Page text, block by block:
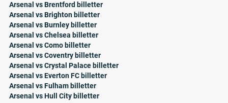
Arsenal vs Brentford billetter
Arsenal vs Brighton billetter
Arsenal vs Burnley billetter
Arsenal vs Chelsea billetter
Arsenal vs Como billetter
Arsenal vs Coventry billetter
Arsenal vs Crystal Palace billetter
Arsenal vs Everton FC billetter
Arsenal vs Fulham billetter
Arsenal vs Hull City billetter